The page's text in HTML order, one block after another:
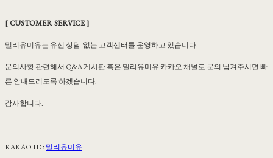
[ CUSTOMER SERVICE ]
밀리유미유는 유선 상담 없는 고객센터를 운영하고 있습니다.
문의사항 관련해서 Q&A 게시판 혹은 밀리유미유 카카오 채널로 문의 남겨주시면 빠
른 안내드리도록 하겠습니다.
감사합니다.
KAKAO ID : 밀리유미유